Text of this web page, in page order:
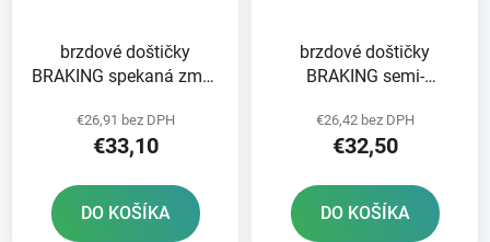
brzdové doštičky
BRAKING spekaná zmes
€26,91 bez DPH
€33,10
DO KOŠÍKA
brzdové doštičky
BRAKING semi-
ks v balení
€26,42 bez DPH
€32,50
DO KOŠÍKA